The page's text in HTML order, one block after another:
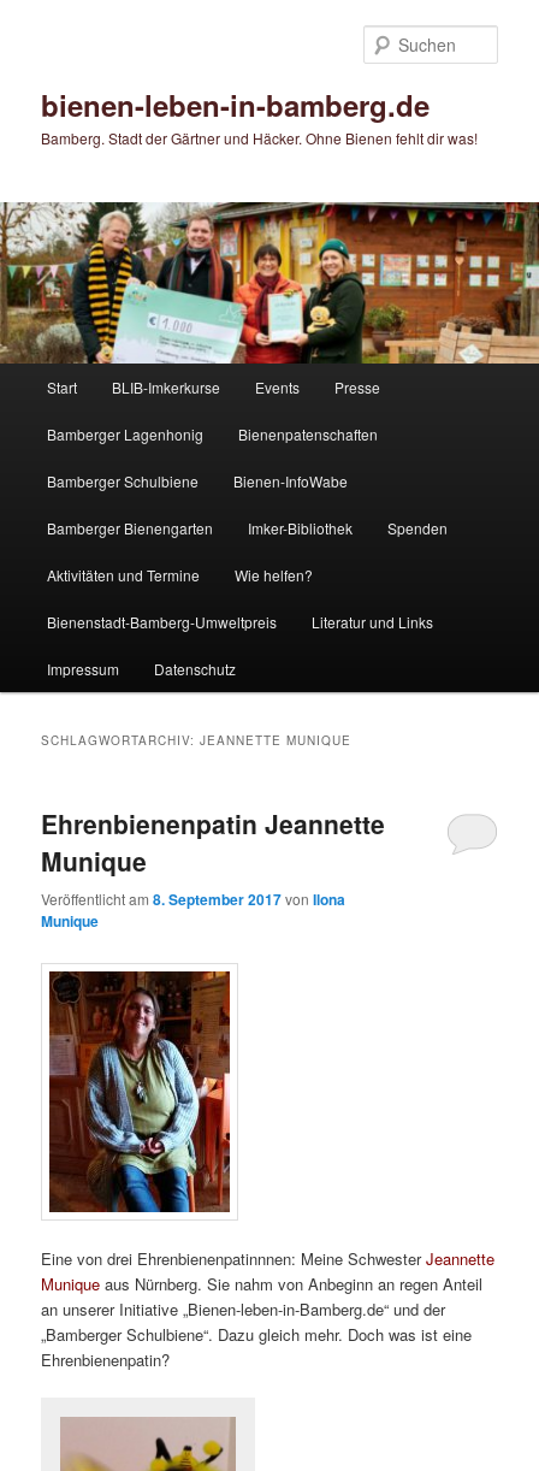
bienen-leben-in-bamberg.de
Bamberg. Stadt der Gärtner und Häcker. Ohne Bienen fehlt dir was!
Start BLIB-Imkerkurse Events Presse
Bamberger Lagenhonig Bienenpatenschaften
Bamberger Schulbiene Bienen-InfoWabe
Bamberger Bienengarten Imker-Bibliothek Spenden
Aktivitäten und Termine Wie helfen?
Bienenstadt-Bamberg-Umweltpreis Literatur und Links
Impressum Datenschutz
SCHLAGWORTARCHIV:JEANNETTE MUNIQUE
Ehrenbienenpatin Jeannette
Munique
Veröffentlicht am8. September 2017vonIlona
Munique
Eine von drei Ehrenbienenpatinnnen: Meine SchwesterJeannette
Munique aus Nürnberg. Sie nahm von Anbeginn an regen Anteil
an unserer Initiative „Bienen-leben-in-Bamberg.de“ und der
„Bamberger Schulbiene“. Dazu gleich mehr. Doch was ist eine
Ehrenbienenpatin?